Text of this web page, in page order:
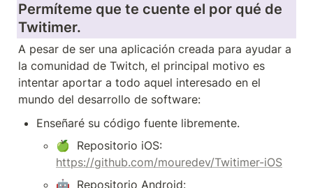
Permíteme que te cuente el por qué de
Twitimer.
A pesar de ser una aplicación creada para ayudar a
la comunidad de Twitch, el principal motivo es
intentar aportar a todo aquel interesado en el
mundo del desarrollo de software:
Enseñaré su código fuente libremente.
https://github.com/mouredev/Twitimer-iOS